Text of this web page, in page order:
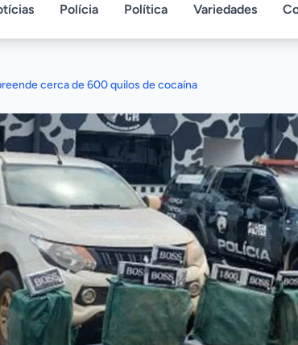
Polícia Política Variedades
cerca de 600 quilos de cocaína